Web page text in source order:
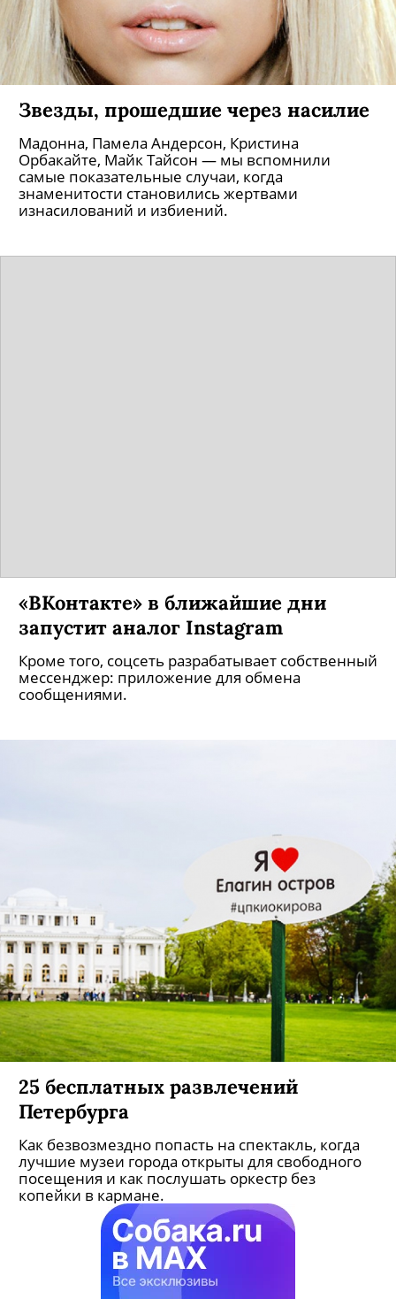
Звезды, прошедшие через насилие
Мадонна, Памела Андерсон, Кристина
Орбакайте, Майк Тайсон — мы вспомнили
самые показательные случаи, когда
знаменитости становились жертвами
изнасилований и избиений.
«ВКонтакте» в ближайшие дни
запустит аналог Instagram
Кроме того, соцсеть разрабатывает собственный
мессенджер: приложение для обмена
сообщениями.
25 бесплатных развлечений
Петербурга
Как безвозмездно попасть на спектакль, когда
лучшие музеи города открыты для свободного
посещения и как послушать оркестр без
копейки в кармане.